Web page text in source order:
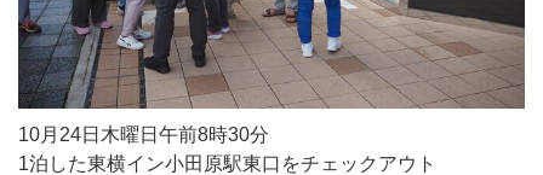
10月24日木曜日午前8時30分
1泊した東横イン小田原駅東口をチェックアウト